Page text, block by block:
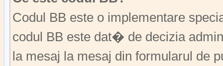
Codul BB este o implementare
codul BB este dat� de decizia
la mesaj la mesaj din formularul de